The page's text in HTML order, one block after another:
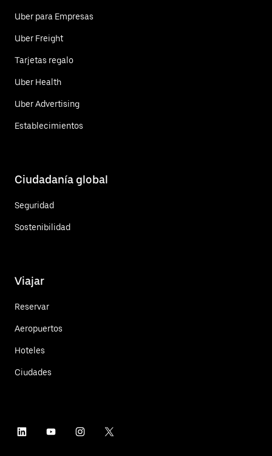
Uber para Empresas
Uber Freight
Tarjetas regalo
Uber Health
Uber Advertising
Establecimientos
Ciudadanía global
Seguridad
Sostenibilidad
Viajar
Reservar
Aeropuertos
Hoteles
Ciudades